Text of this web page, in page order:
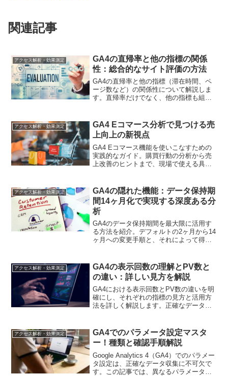
関連記事
アクセス解析・効果測定
GA4の直帰率と他の指標の関係
性：総合的なサイト評価の方法
GA4の直帰率と他の指標（滞在時間、ペ
ージ数など）の関係性について解説しま
す。直帰率だけでなく、他の指標も組み
アクセス解析・効果測定
GA4 Eコマース分析で見つける売
上向上の新視点
GA4 Eコマース機能を使いこなすための
実践的なガイド。購買行動の分析から売
上改善のヒントまで、現場で使える具体
アクセス解析・効果測定
GA4の隠れた機能：データ保持期
間14ヶ月化で実現する深度ある分
析
GA4のデータ保持期間を最大限に活用す
る方法を紹介。デフォルトの2ヶ月から14
ヶ月への変更手順と、それによって得ら
アクセス解析・効果測定
GA4の表示回数の理解とPV数と
の違い：詳しい見方を解説
GA4における表示回数とPV数の違いを明
確にし、それぞれの指標の見方と活用方
法を詳しく解説します。正確なデータ分
アクセス解析・効果測定
GA4でのパラメータ設定マスタ
ー！種類と確認手順解説
Google Analytics 4（GA4）でのパラメー
タ設定は、正確なデータ収集に不可欠で
す。この記事では、異なるパラメータの